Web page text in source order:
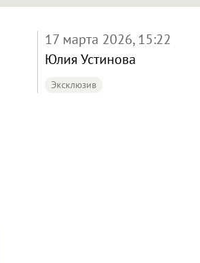
17 марта 2026, 15:22
Юлия Устинова
Эксклюзив